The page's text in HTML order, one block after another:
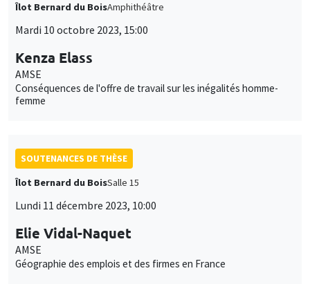
Îlot Bernard du BoisAmphithéâtre
Mardi 10 octobre 2023, 15:00
Kenza Elass
AMSE
Conséquences de l'offre de travail sur les inégalités homme-
femme
SOUTENANCES DE THÈSE
Îlot Bernard du BoisSalle 15
Lundi 11 décembre 2023, 10:00
Elie Vidal-Naquet
AMSE
Géographie des emplois et des firmes en France